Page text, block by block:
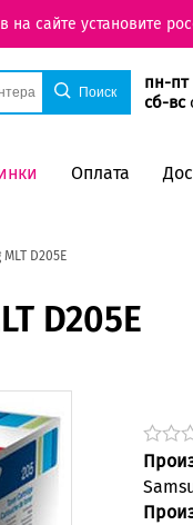
на сайте установите
пн-пт
сб-вс
Оплата
D205E
D205E